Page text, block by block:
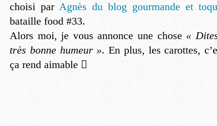
choisi par Agnès du blog gourmande et
bataille food #33.
Alors moi, je vous annonce une chose «
très bonne humeur ». En plus, les carottes,
ça rend aimable 